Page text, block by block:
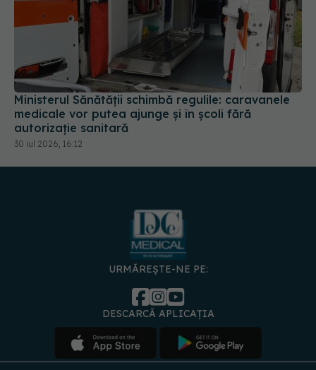
Ministerul Sănătății schimbă regulile: caravanele
medicale vor putea ajunge și în școli fără
autorizație sanitară
30 iul 2026, 16:12
URMĂREȘTE-NE PE:
DESCARCĂ APLICAȚIA